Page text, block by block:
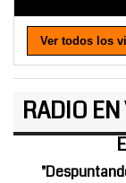
Ver todos los
RADIO